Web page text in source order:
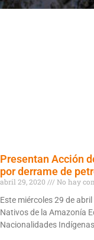
Presentan Acción
por derrame de
abril 29, 2020
No hay
Este miércoles 29 de
Nativos de la Amazonía
Nacionalidades